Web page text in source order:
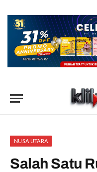
NUSA UTARA
Salah Satu